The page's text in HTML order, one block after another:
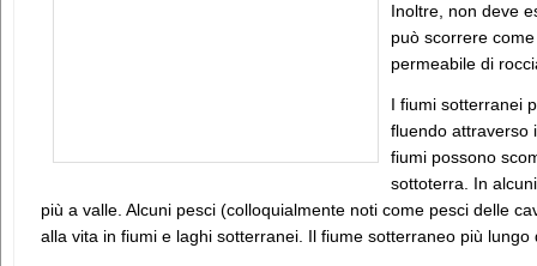
Inoltre, non deve
può scorrere
permeabile di
I fiumi sotterranei
fluendo attraverso
fiumi possono
sottoterra. In
più a valle. Alcuni pesci (colloquialmente noti come pesci delle
alla vita in fiumi e laghi sotterranei. Il fiume sotterraneo più